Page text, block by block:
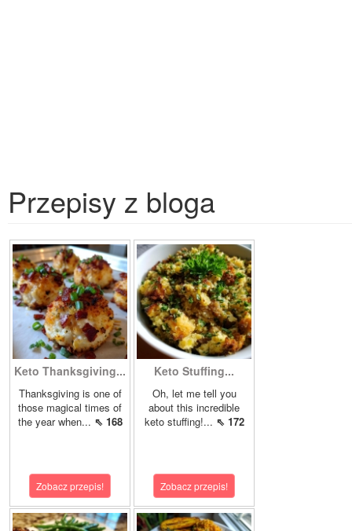
Przepisy z bloga
Keto Thanksgiving...
Thanksgiving is one of
those magical times of
the year when... ⇖ 168
Zobacz przepis!
Keto Stuffing...
Oh, let me tell you
about this incredible
keto stuffing!... ⇖ 172
Zobacz przepis!